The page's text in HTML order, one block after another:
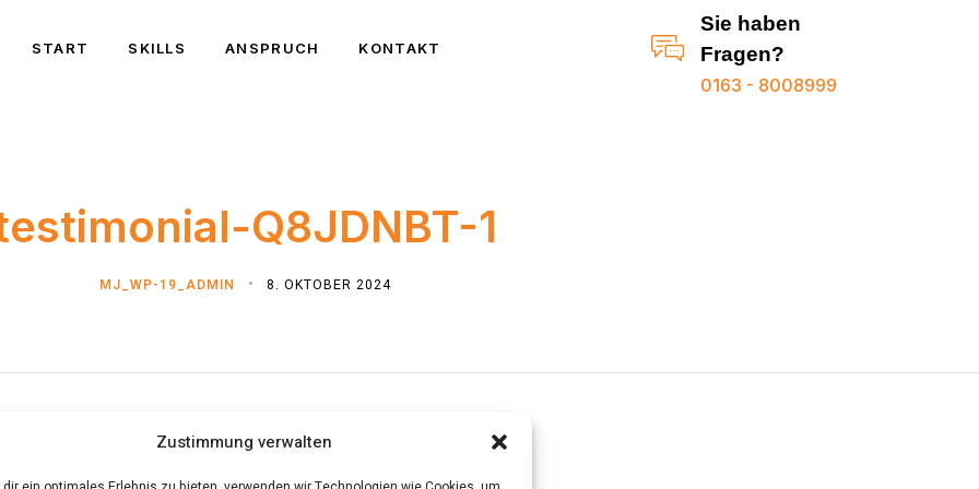
Zustimmung verwalten
START SKILLS ANSPRUCH KONTAKT
Sie haben
Fragen?
0163 - 8008999
Q8JDNBT-1
MJ_WP-19_ADMIN 8. OKTOBER 2024